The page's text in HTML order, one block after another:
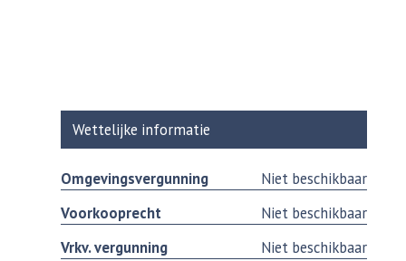
Wettelijke informatie
Omgevingsvergunning
Niet beschikbaar
Voorkooprecht
Niet beschikbaar
Vrkv. vergunning
Niet beschikbaar